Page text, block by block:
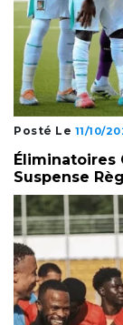
Posté Le 11/10/
Éliminatoires
Suspense